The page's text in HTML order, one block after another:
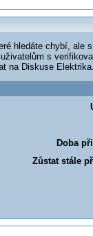
hledáte chybí, ale
s
na Diskuse
Doba
Zůstat stále